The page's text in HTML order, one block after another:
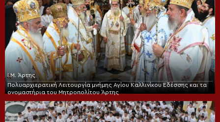
Ι.Μ. Άρτης
Πολυαρχιερατική Λειτουργία μνήμης Αγίου Καλλινίκου Εδέσσης και τα
ονομαστήρια του Μητροπολίτου Άρτης